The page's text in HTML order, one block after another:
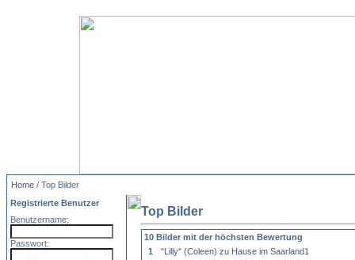
Home / Top Bilder
Registrierte Benutzer
Benutzername:
Passwort:
Top Bilder
10 Bilder mit der höchsten Bewertung
1
"Lilly" (Coleen) zu Hause im Saarland1